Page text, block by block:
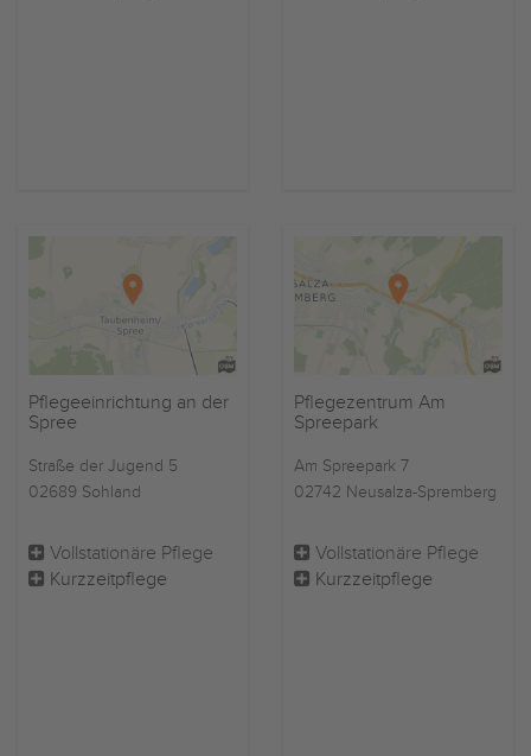
Pflegeeinrichtung an der
Spree
Straße der Jugend 5
02689 Sohland
Vollstationäre Pflege
Kurzzeitpflege
Pflegezentrum Am
Spreepark
Am Spreepark 7
02742 Neusalza-Spremberg
Vollstationäre Pflege
Kurzzeitpflege